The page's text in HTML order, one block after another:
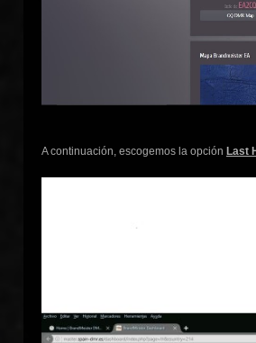
A continuación, escogemos la opción Last